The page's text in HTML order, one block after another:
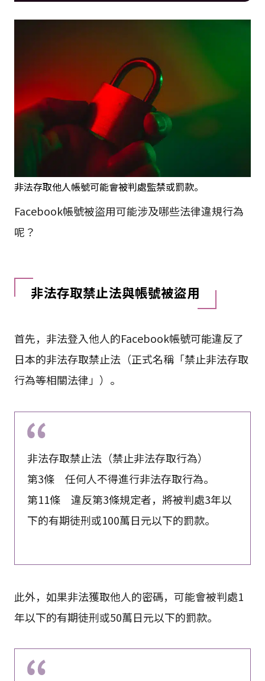
非法存取他人帳號可能會被判處監禁或罰款。
Facebook帳號被盜用可能涉及哪些法律違規行為
呢？
非法存取禁止法與帳號被盜用
首先，非法登入他人的Facebook帳號可能違反了
日本的非法存取禁止法（正式名稱「禁止非法存取
行為等相關法律」）。
非法存取禁止法（禁止非法存取行為）
第3條 任何人不得進行非法存取行為。
第11條 違反第3條規定者，將被判處3年以
下的有期徒刑或100萬日元以下的罰款。
此外，如果非法獲取他人的密碼，可能會被判處1
年以下的有期徒刑或50萬日元以下的罰款。